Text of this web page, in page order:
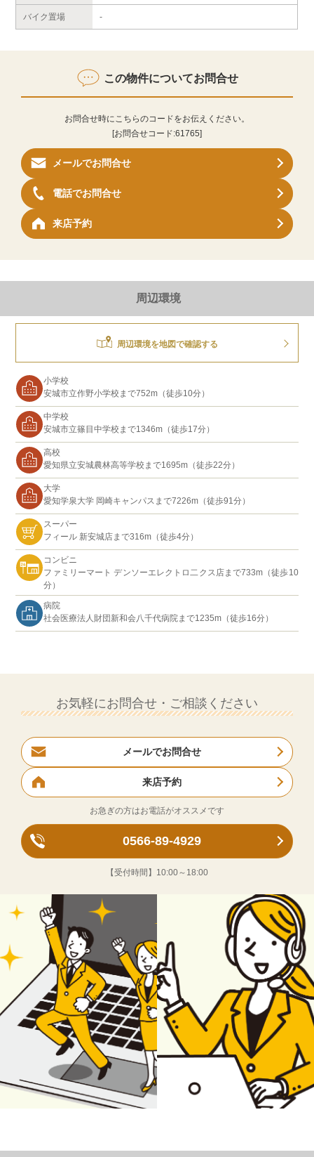
バイク置場 -
この物件についてお問合せ
お問合せ時にこちらのコードをお伝えください。
[お問合せコード:61765]
メールでお問合せ
来店予約
電話でお問合せ
周辺環境
周辺環境を地図で確認する
小学校
安城市立作野小学校まで752m（徒歩10分）
中学校
安城市立篠目中学校まで1346m（徒歩17分）
高校
愛知県立安城農林高等学校まで1695m（徒歩22分）
大学
愛知学泉大学 岡崎キャンパスまで7226m（徒歩91分）
スーパー
フィール 新安城店まで316m（徒歩4分）
コンビニ
ファミリーマート デンソーエレクトロ二クス店まで733m（徒歩10
分）
病院
社会医療法人財団新和会八千代病院まで1235m（徒歩16分）
お気軽にお問合せ・ご相談ください
メールでお問合せ
来店予約
お急ぎの方はお電話がオススメです
0566-89-4929
【受付時間】 10:00～18:00